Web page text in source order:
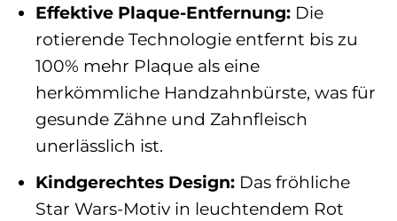
Effektive Plaque-Entfernung:Die
rotierende Technologie entfernt bis zu
100% mehr Plaque als eine
herkömmliche Handzahnbürste, was für
gesunde Zähne und Zahnfleisch
unerlässlich ist.
Kindgerechtes Design:Das fröhliche
Star Wars-Motiv in leuchtendem Rot